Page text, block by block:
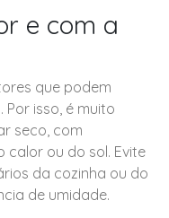
e com a
que podem
isso, é muito
seco, com
ou do sol. Evite
da cozinha ou do
de umidade.